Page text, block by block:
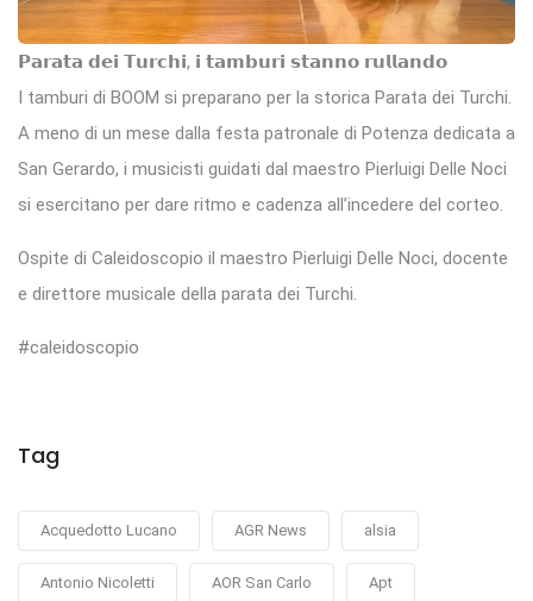
𝗣𝗮𝗿𝗮𝘁𝗮 𝗱𝗲𝗶 𝗧𝘂𝗿𝗰𝗵𝗶, 𝗶 𝘁𝗮𝗺𝗯𝘂𝗿𝗶 𝘀𝘁𝗮𝗻𝗻𝗼 𝗿𝘂𝗹𝗹𝗮𝗻𝗱𝗼
I tamburi di BOOM si preparano per la storica Parata dei Turchi.
A meno di un mese dalla festa patronale di Potenza dedicata a
San Gerardo, i musicisti guidati dal maestro Pierluigi Delle Noci
si esercitano per dare ritmo e cadenza all’incedere del corteo.
Ospite di Caleidoscopio il maestro Pierluigi Delle Noci, docente
e direttore musicale della parata dei Turchi.
#caleidoscopio
Tag
Acquedotto Lucano AGR News alsia
Antonio Nicoletti AOR San Carlo Apt